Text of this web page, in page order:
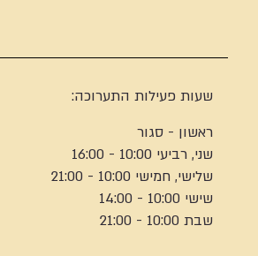
שעות פעילות התערוכה:
ראשון - סגור
שני, רביעי 10:00 - 16:00
שלישי, חמישי 10:00 - 21:00
שישי 10:00 - 14:00
שבת 10:00 - 21:00